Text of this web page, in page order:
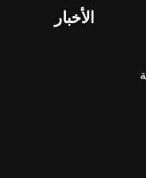
الأخبار